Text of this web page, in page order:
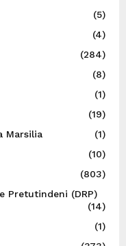
(5)
(4)
(284)
(8)
(1)
(19)
Marsilia
(1)
(10)
(803)
Pretutindeni (DRP)
(14)
(1)